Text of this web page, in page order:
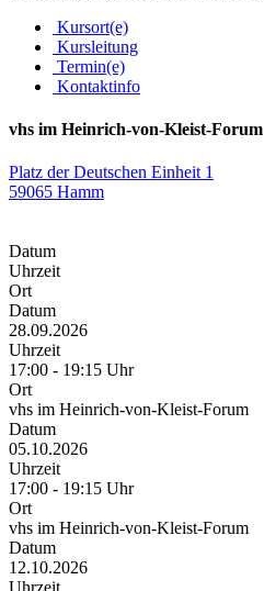
Kursort(e)
Kursleitung
Termin(e)
Kontaktinfo
vhs im Heinrich-von-Kleist-Forum
Platz der Deutschen Einheit 1
59065 Hamm
Datum
Uhrzeit
Ort
Datum
28.09.2026
Uhrzeit
17:00 - 19:15 Uhr
Ort
vhs im Heinrich-von-Kleist-Forum
Datum
05.10.2026
Uhrzeit
17:00 - 19:15 Uhr
Ort
vhs im Heinrich-von-Kleist-Forum
Datum
12.10.2026